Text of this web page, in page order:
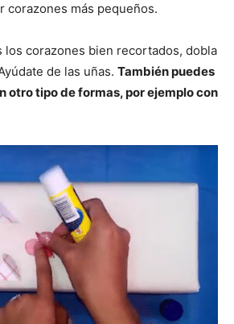
corazones más pequeños.
los corazones bien recortados, dobla
de las uñas. También puedes
otro tipo de formas, por ejemplo con